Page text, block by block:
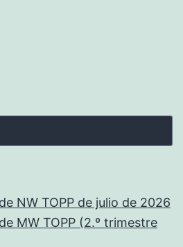
NW TOPP de julio de 2026
MW TOPP (2.º trimestre